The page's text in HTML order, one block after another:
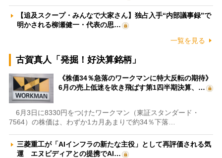
【追及スクープ・みんなで大家さん】独占入手“内部議事録”で
明かされる柳瀬健一・代表の思…
一覧を見る
古賀真人「発掘！好決算銘柄」
《株価34％急落のワークマンに特大反転の期待》
6月の売上低迷を吹き飛ばす第1四半期決算、…
6月3日に8330円をつけたワークマン（東証スタンダード・
7564）の株価は、わずか1カ月あまりで約34％下落…
三菱重工が「AIインフラの新たな主役」として再評価される気
運 エヌビディアとの提携でAI…